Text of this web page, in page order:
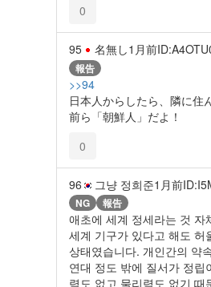
0
95 名無し1月前
報告
>>94
日本人からしたら、隣に住
前ら「朝鮮人」だよ！
0
96 그냥 정희준1月前
NG 報告
애초에 세계 정세라는 것 자
세계 기구가 있다고 해도 허
상태였습니다. 개인간의 약
연대 정도 밖에 질서가 정립
력도 없고 물리력도 없기 때